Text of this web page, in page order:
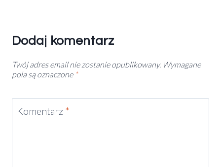
Dodaj komentarz
Twój adres email nie zostanie opublikowany. Wymagane
pola są oznaczone *
Komentarz *